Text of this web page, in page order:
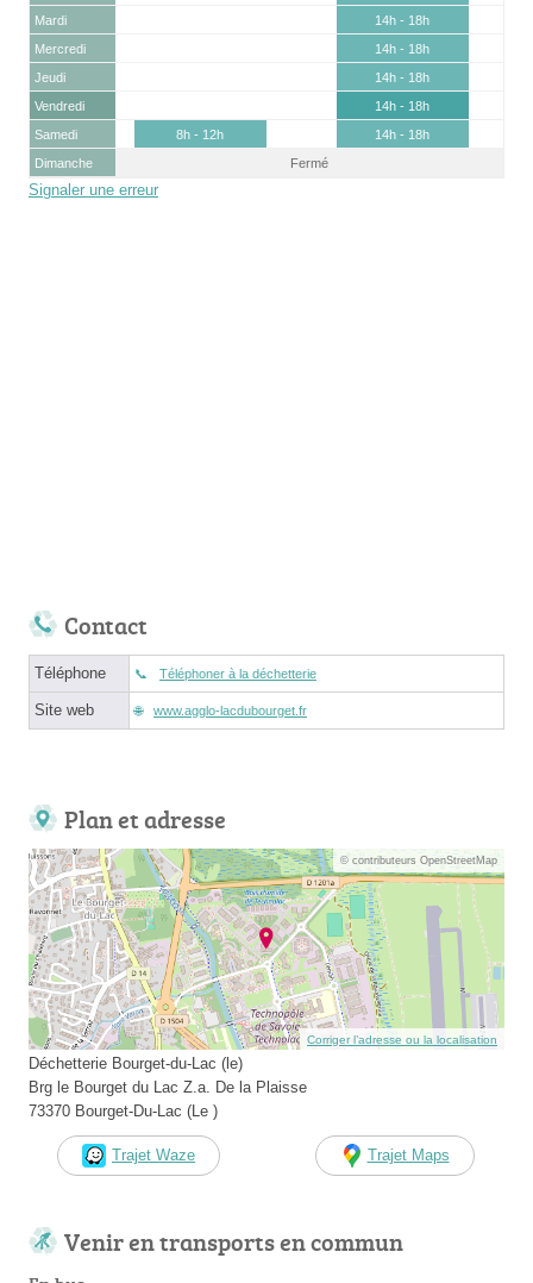
Mardi
14h - 18h
Mercredi
14h - 18h
Jeudi
14h - 18h
Vendredi
14h - 18h
Samedi
8h - 12h
14h - 18h
Dimanche
Fermé
Signaler une erreur
Contact
Téléphone Téléphoner à la déchetterie
Site web www.agglo-lacdubourget.fr
Plan et adresse
© contributeurs OpenStreetMap
Corriger l’adresse ou la localisation
Déchetterie Bourget-du-Lac (le)
Brg le Bourget du Lac Z.a. De la Plaisse
73370 Bourget-Du-Lac (Le )
Trajet Waze Trajet Maps
Venir en transports en commun